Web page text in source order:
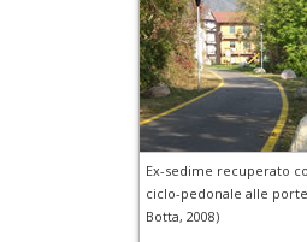
Ex-sedime recuperato
ciclo-pedonale alle porte
Botta, 2008)